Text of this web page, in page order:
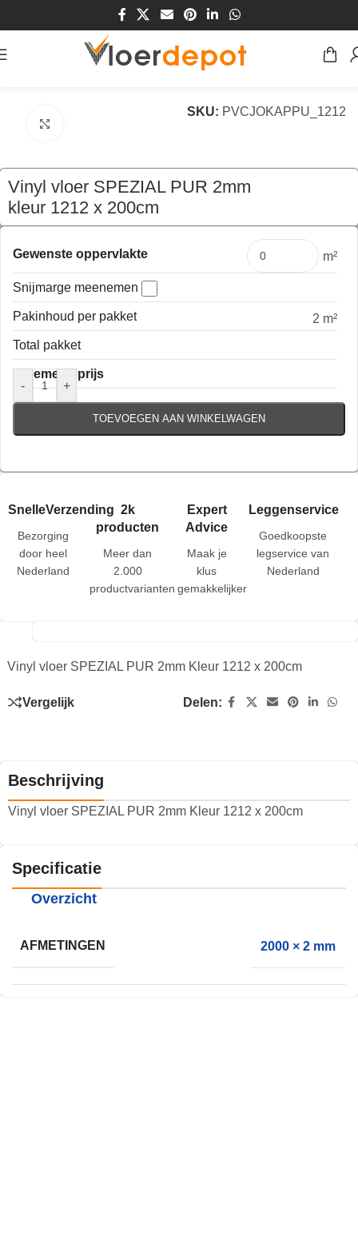
/Vloeren/Vinyl
SKU: PVCJOKAPPU_1212
Vinyl vloer SPEZIAL PUR 2mm
kleur 1212 x 200cm
€51,00 per mtr
Gewenste oppervlakte m²
Snijmarge meenemen
Pakinhoud per pakket
2 m²
Total pakket
Algemene prijs
-
+
TOEVOEGEN AAN WINKELWAGEN
SnelleVerzending
Bezorging
door heel
Nederland
2k
producten
Meer dan
2.000
productvarianten
Expert
Advice
Maak je
klus
gemakkelijker
Leggenservice
Goedkoopste
legservice van
Nederland
Vinyl vloer SPEZIAL PUR 2mm Kleur 1212 x 200cm
Vergelijk Delen:
Beschrijving
Vinyl vloer SPEZIAL PUR 2mm Kleur 1212 x 200cm
Specificatie
Overzicht
AFMETINGEN 2000 × 2 mm